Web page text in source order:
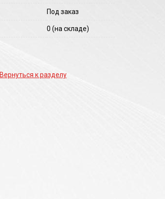
Под заказ
0 (на складе)
Вернуться к разделу